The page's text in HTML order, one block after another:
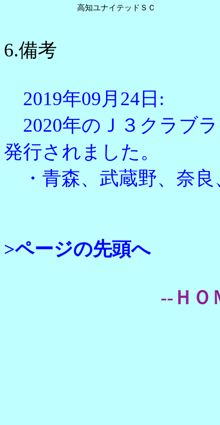
高知ユナイテッドＳＣ
6.備考
2019年09月24日:
2020年のＪ３クラブ
発行されました。
・青森、武蔵野、奈良
>ページの先頭へ
--ＨＯ